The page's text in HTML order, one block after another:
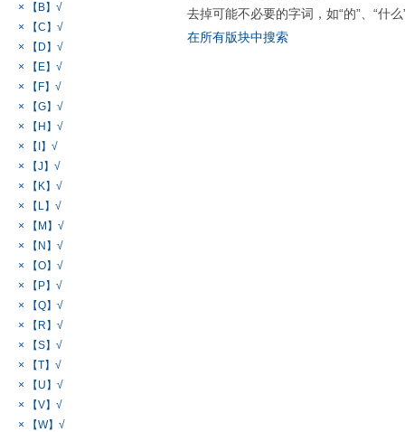
× 【B】√
× 【C】√
× 【D】√
× 【E】√
× 【F】√
× 【G】√
× 【H】√
× 【I】√
× 【J】√
× 【K】√
× 【L】√
× 【M】√
× 【N】√
× 【O】√
× 【P】√
× 【Q】√
× 【R】√
× 【S】√
× 【T】√
× 【U】√
× 【V】√
× 【W】√
去掉可能不必要的字词，如“的”、“什么
在所有版块中搜索